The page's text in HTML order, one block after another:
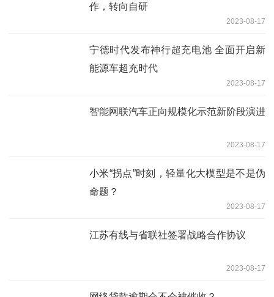
作，转向自研
2023-08-17
宁德时代发布神行超充电池 全面开启新
能源车超充时代
2023-08-17
智能网联汽车正向规模化示范新阶段演进
2023-08-17
小米“拐点”时刻，轻量化大模型是不是伪
命题？
2023-08-17
江苏有线与省联社签署战略合作协议
2023-08-17